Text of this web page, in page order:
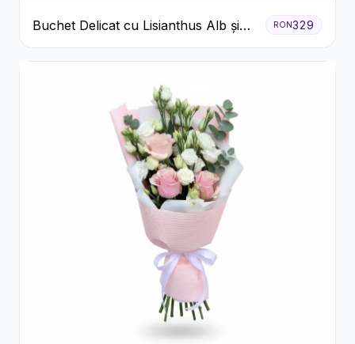
Buchet Delicat cu Lisianthus Alb și
Roz
RON329